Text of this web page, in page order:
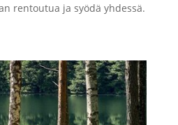
rentoutua ja syödä yhdessä.